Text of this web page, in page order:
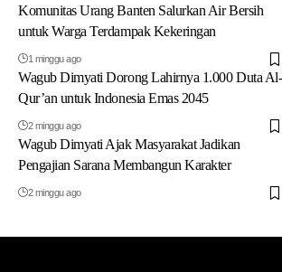
Komunitas Urang Banten Salurkan Air Bersih
untuk Warga Terdampak Kekeringan
1 minggu ago
Wagub Dimyati Dorong Lahirnya 1.000 Duta Al-
Qur’an untuk Indonesia Emas 2045
2 minggu ago
Wagub Dimyati Ajak Masyarakat Jadikan
Pengajian Sarana Membangun Karakter
2 minggu ago